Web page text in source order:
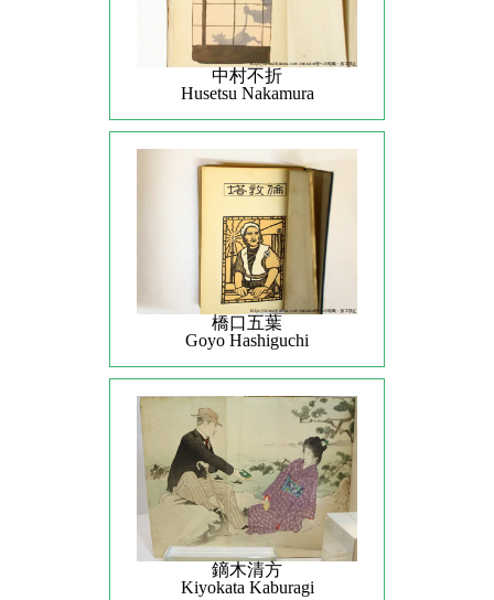
中村不折
Husetsu Nakamura
橋口五葉
Goyo Hashiguchi
鏑木清方
Kiyokata Kaburagi